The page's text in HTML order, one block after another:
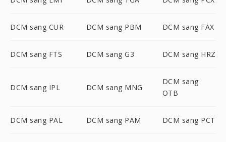
DCM sang CUR DCM sang PBM DCM sang FAX
DCM sang FTS DCM sang G3 DCM sang HRZ
DCM sang IPL DCM sang MNG
DCM sang
OTB
DCM sang PAL DCM sang PAM DCM sang PCT